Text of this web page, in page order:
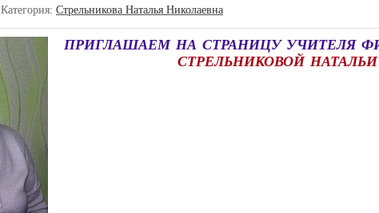
Категория: Стрельникова Наталья Николаевна
ПРИГЛАШАЕМ НА СТРАНИЦУ УЧИТЕЛЯ
СТРЕЛЬНИКОВОЙ